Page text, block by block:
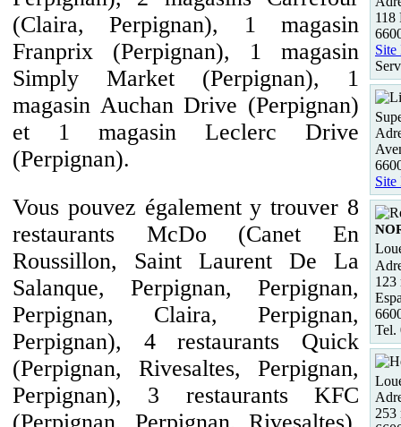
(Claira, Perpignan), 1 magasin
Franprix (Perpignan), 1 magasin
Simply Market (Perpignan), 1
magasin Auchan Drive (Perpignan)
et 1 magasin Leclerc Drive
(Perpignan).
Vous pouvez également y trouver 8
restaurants McDo (Canet En
Roussillon, Saint Laurent De La
Salanque, Perpignan, Perpignan,
Perpignan, Claira, Perpignan,
Perpignan), 4 restaurants Quick
(Perpignan, Rivesaltes, Perpignan,
Perpignan), 3 restaurants KFC
118
Site
Site
123
Tel.
253